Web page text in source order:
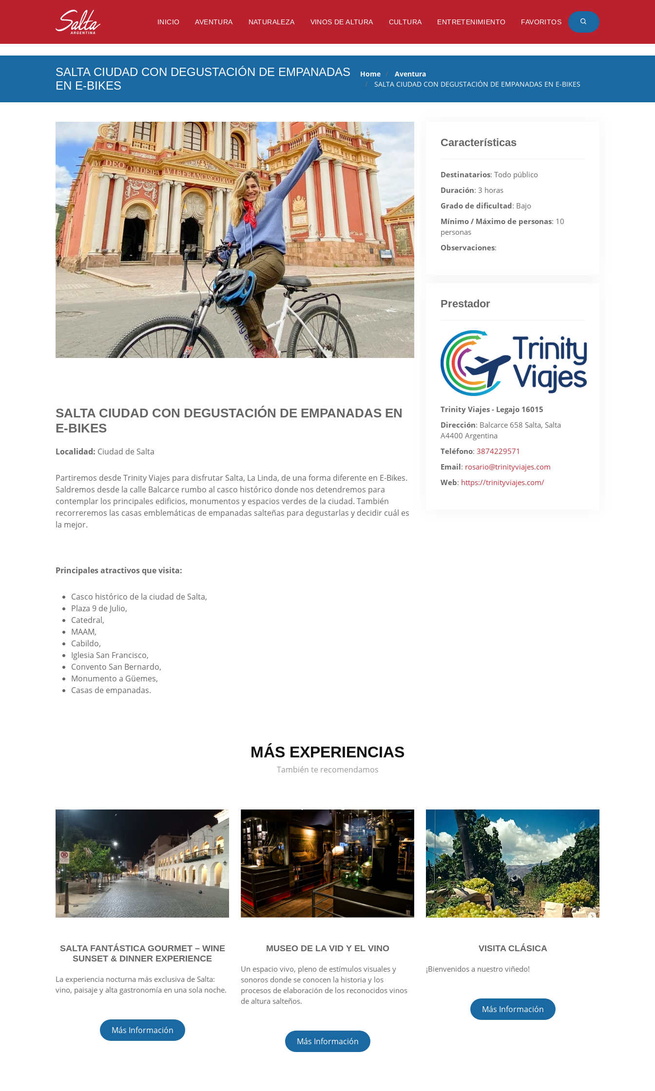
INICIO AVENTURA NATURALEZA VINOS DE ALTURA CULTURA ENTRETENIMIENTO FAVORITOS
SALTA CIUDAD CON DEGUSTACIÓN DE EMPANADAS
EN E-BIKES
Home
Aventura
SALTA CIUDAD CON DEGUSTACIÓN DE EMPANADAS EN E-BIKES
SALTA CIUDAD CON DEGUSTACIÓN DE EMPANADAS EN
E-BIKES
Localidad: Ciudad de Salta
Partiremos desde Trinity Viajes para disfrutar Salta, La Linda, de una forma diferente en E-Bikes.
Saldremos desde la calle Balcarce rumbo al casco histórico donde nos detendremos para
contemplar los principales edificios, monumentos y espacios verdes de la ciudad. También
recorreremos las casas emblemáticas de empanadas salteñas para degustarlas y decidir cuál es
la mejor.
Principales atractivos que visita:
Casco histórico de la ciudad de Salta,
Plaza 9 de Julio,
Catedral,
MAAM,
Cabildo,
Iglesia San Francisco,
Convento San Bernardo,
Monumento a Güemes,
Casas de empanadas.
Características
Destinatarios: Todo público
Duración: 3 horas
Grado de dificultad: Bajo
Mínimo / Máximo de personas: 10
personas
Observaciones:
Prestador
Trinity Viajes - Legajo 16015
Dirección: Balcarce 658 Salta, Salta
A4400 Argentina
Teléfono: 3874229571
Email: rosario@trinityviajes.com
Web: https://trinityviajes.com/
MÁS EXPERIENCIAS
También te recomendamos
SALTA FANTÁSTICA GOURMET – WINE
SUNSET & DINNER EXPERIENCE
La experiencia nocturna más exclusiva de Salta:
vino, paisaje y alta gastronomía en una sola noche.
Más Información
MUSEO DE LA VID Y EL VINO
Un espacio vivo, pleno de estímulos visuales y
sonoros donde se conocen la historia y los
procesos de elaboración de los reconocidos vinos
de altura salteños.
Más Información
VISITA CLÁSICA
¡Bienvenidos a nuestro viñedo!
Más Información